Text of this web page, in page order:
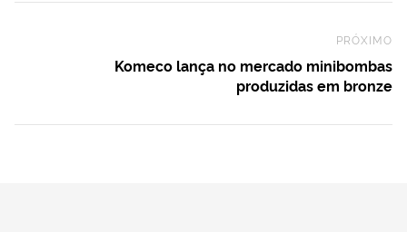
PRÓXIMO
Komeco lança no mercado minibombas
produzidas em bronze